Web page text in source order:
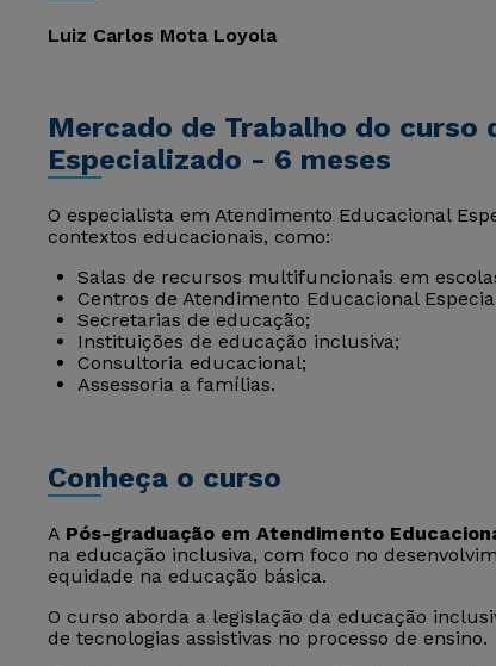
Luiz Carlos Mota Loyola
Mercado de Trabalho do curso
Especializado - 6 meses
O especialista em Atendimento Educacional
contextos educacionais, como:
Salas de recursos multifuncionais em
Centros de Atendimento Educacional
Secretarias de educação;
Instituições de educação inclusiva;
Consultoria educacional;
Assessoria a famílias.
Conheça o curso
A Pós-graduação em Atendimento
na educação inclusiva, com foco no
equidade na educação básica.
O curso aborda a legislação da educação
de tecnologias assistivas no processo de ensino.